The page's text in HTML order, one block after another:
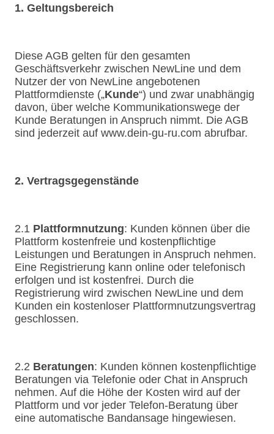
1. Geltungsbereich
Diese AGB gelten für den gesamten
Geschäftsverkehr zwischen NewLine und dem
Nutzer der von NewLine angebotenen
Plattformdienste („Kunde“) und zwar unabhängig
davon, über welche Kommunikationswege der
Kunde Beratungen in Anspruch nimmt. Die AGB
sind jederzeit auf www.dein-gu-ru.com abrufbar.
2. Vertragsgegenstände
2.1 Plattformnutzung: Kunden können über die
Plattform kostenfreie und kostenpflichtige
Leistungen und Beratungen in Anspruch nehmen.
Eine Registrierung kann online oder telefonisch
erfolgen und ist kostenfrei. Durch die
Registrierung wird zwischen NewLine und dem
Kunden ein kostenloser Plattformnutzungsvertrag
geschlossen.
2.2 Beratungen: Kunden können kostenpflichtige
Beratungen via Telefonie oder Chat in Anspruch
nehmen. Auf die Höhe der Kosten wird auf der
Plattform und vor jeder Telefon-Beratung über
eine automatische Bandansage hingewiesen.